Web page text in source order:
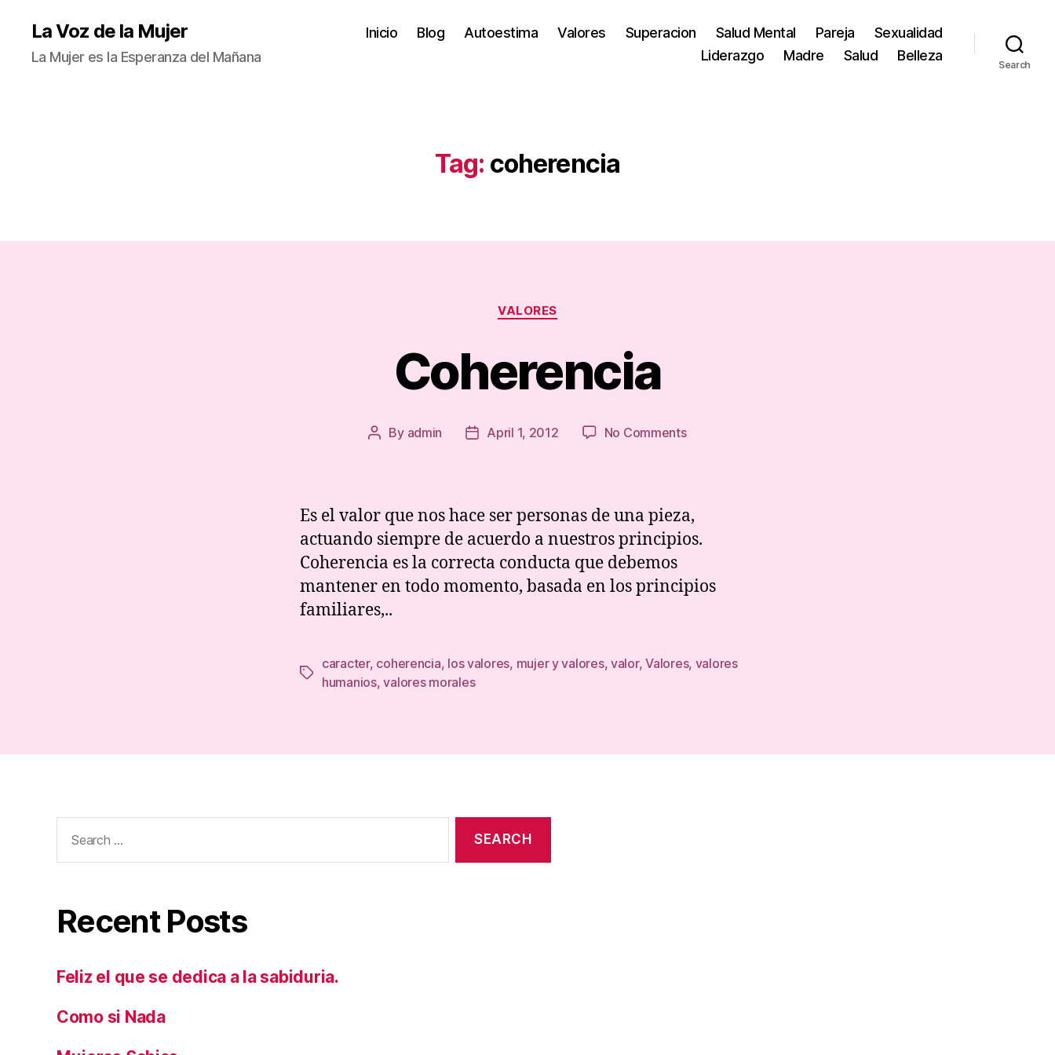
La Voz de la Mujer
La Mujer es la Esperanza del Mañana
Inicio Blog Autoestima Valores Superacion Salud Mental Pareja
Sexualidad
Liderazgo
Madre Salud Belleza
Search
Tag: coherencia
Categories
VALORES
Coherencia
Post
By admin
PostApril 1, 2012 No Commentson
Es el valor que nos hace ser personas de una pieza,
actuando siempre de acuerdo a nuestros principios.
Coherencia es la correcta conducta que debemos
mantener en todo momento, basada en los principios
familiares,..
Tags
caracter, coherencia, los valores, mujer y valores,valor,Valores, valores
humanios,valores morales
for:
Recent Posts
Feliz el que se dedica a la sabiduria.
Como si Nada